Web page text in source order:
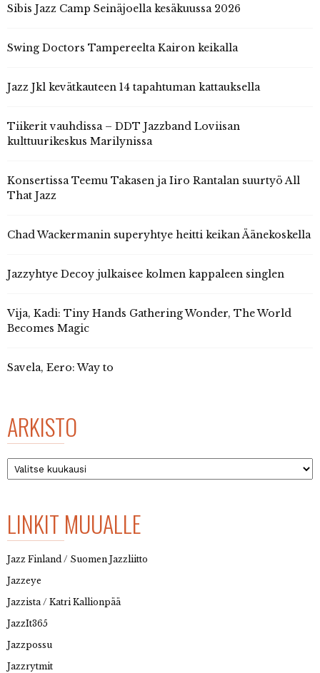
Sibis Jazz Camp Seinäjoella kesäkuussa 2026
Swing Doctors Tampereelta Kairon keikalla
Jazz Jkl kevätkauteen 14 tapahtuman kattauksella
Tiikerit vauhdissa – DDT Jazzband Loviisan
kulttuurikeskus Marilynissa
Konsertissa Teemu Takasen ja Iiro Rantalan suurtyö All
That Jazz
Chad Wackermanin superyhtye heitti keikan Äänekoskella
Jazzyhtye Decoy julkaisee kolmen kappaleen singlen
Vija, Kadi: Tiny Hands Gathering Wonder, The World
Becomes Magic
Savela, Eero: Way to
ARKISTO
Arkisto
LINKIT MUUALLE
Jazz Finland / Suomen Jazzliitto
Jazzeye
Jazzista / Katri Kallionpää
JazzIt365
Jazzpossu
Jazzrytmit